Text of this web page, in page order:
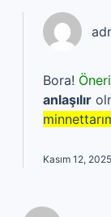
Bora!
anlaşılır
Kasım 12, 2025